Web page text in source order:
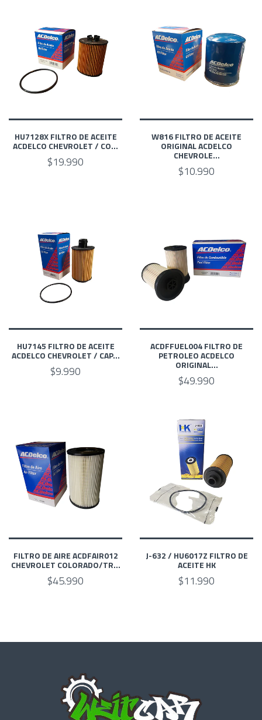
HU7128X FILTRO DE ACEITE
ACDELCO CHEVROLET / CO...
$19.990
W816 FILTRO DE ACEITE
ORIGINAL ACDELCO
CHEVROLE...
$10.990
HU7145 FILTRO DE ACEITE
ACDELCO CHEVROLET / CAP...
$9.990
ACDFFUEL004 FILTRO DE
PETROLEO ACDELCO
ORIGINAL...
$49.990
FILTRO DE AIRE ACDFAIR012
CHEVROLET COLORADO/TR...
$45.990
J-632 / HU6017Z FILTRO DE
ACEITE HK
$11.990